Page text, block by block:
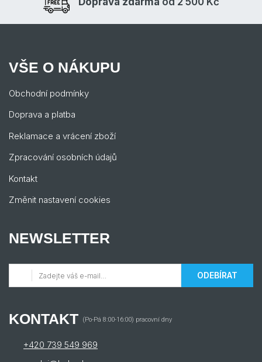
VŠE O NÁKUPU
Obchodní podmínky
Doprava a platba
Reklamace a vrácení zboží
Zpracování osobních údajů
Kontakt
Změnit nastavení cookies
NEWSLETTER
ODEBÍRAT
KONTAKT (Po-Pá 8:00-16:00) pracovní dny
+420 739 549 969